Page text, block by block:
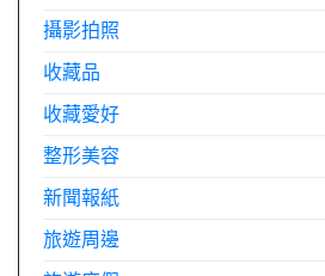
攝影拍照
收藏品
收藏愛好
整形美容
新聞報紙
旅遊周邊